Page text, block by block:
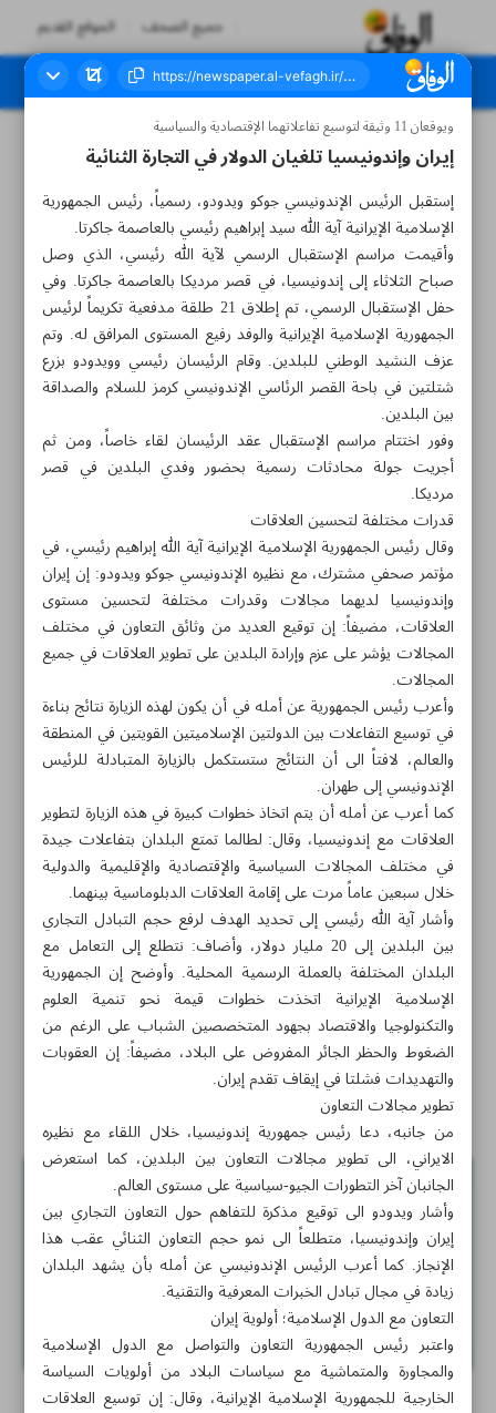
جميع الصحف الموقع القديم
العدد سبعة آلاف ومائتان وثلاثة وأربعون - ٢٤ مايو ٢٠٢٣
مواضيع هذه الصفحة
إيران وإندونيسيا تلغيان الدولار في التجارة الثنائية
وزارة الأمن تفكك شبكة تجسس على صلة بجهاز مخابرات
أجنبي
قاليباف: حقد المستعمرين سبب مقاطعة الطلبة التعبويين
أخبار قصيرة
ويوقعان 11 وثيقة لتوسيع تفاعلاتهما الإقتصادية والسياسية
إيران وإندونيسيا تلغيان الدولار في التجارة الثنائية
إستقبل الرئيس الإندونيسي جوكو ويدودو، رسمياً، رئيس الجمهورية
الإسلامية الإيرانية آية الله سيد إبراهيم رئيسي بالعاصمة جاكرتا.
وأقيمت مراسم الإستقبال الرسمي لآية الله رئيسي، الذي وصل
صباح الثلاثاء إلى إندونيسيا، في قصر مرديكا بالعاصمة جاكرتا. وفي
حفل الإستقبال الرسمي، تم إطلاق 21 طلقة مدفعية تكريماً لرئيس
الجمهورية الإسلامية الإيرانية والوفد رفيع المستوى المرافق له. وتم
عزف النشيد الوطني للبلدين. وقام الرئيسان رئيسي وويدودو بزرع
شتلتين في باحة القصر الرئاسي الإندونيسي كرمز للسلام والصداقة
بين البلدين.
وفور اختتام مراسم الإستقبال عقد الرئيسان لقاء خاصاً، ومن ثم
أجريت جولة محادثات رسمية بحضور وفدي البلدين في قصر
مرديكا.
قدرات مختلفة لتحسين العلاقات
وقال رئيس الجمهورية الإسلامية الإيرانية آية الله إبراهيم رئيسي، في
مؤتمر صحفي مشترك، مع نظیره الإندونيسي جوكو ويدودو: إن إيران
وإندونيسيا لديهما مجالات وقدرات مختلفة لتحسين مستوى
العلاقات، مضیفاً: إن توقيع العديد من وثائق التعاون في مختلف
المجالات يؤشر علی عزم وإرادة البلدين على تطوير العلاقات في جميع
المجالات.
وأعرب رئیس الجمهوریة عن أمله في أن يكون لهذه الزیارة نتائج بناءة
في توسيع التفاعلات بين الدولتین الإسلاميتين القويتين في المنطقة
والعالم، لافتاً الى أن النتائج ستستكمل بالزيارة المتبادلة للرئيس
الإندونيسي إلى طهران.
کما أعرب عن أمله أن يتم اتخاذ خطوات كبيرة في هذه الزیارة لتطوير
العلاقات مع إندونيسيا، وقال: لطالما تمتع البلدان بتفاعلات جيدة
في مختلف المجالات السياسية والإقتصادية والإقليمية والدولية
خلال سبعين عاماً مرت على إقامة العلاقات الدبلوماسية بينهما.
وأشار آية الله رئيسي إلى تحديد الهدف لرفع حجم التبادل التجاري
بين البلدين إلى 20 مليار دولار، وأضاف: نتطلع إلى التعامل مع
البلدان المختلفة بالعملة الرسمية المحلية. وأوضح إن الجمهورية
الإسلامية الإیرانیة اتخذت خطوات قيمة نحو تنمية العلوم
والتكنولوجيا والاقتصاد بجهود المتخصصين الشباب على الرغم من
الضغوط والحظر الجائر المفروض على البلاد، مضیفاً: إن العقوبات
والتهديدات فشلتا في إيقاف تقدم إيران.
تطوير مجالات التعاون
من جانبه، دعا رئيس جمهورية إندونيسيا، خلال اللقاء مع نظيره
الايراني، الى تطوير مجالات التعاون بين البلدين، كما استعرض
الجانبان آخر التطورات الجيو-سياسية على مستوى العالم.
وأشار ويدودو الى توقيع مذكرة للتفاهم حول التعاون التجاري بين
إيران وإندونيسيا، متطلعاً الى نمو حجم التعاون الثنائي عقب هذا
الإنجاز. كما أعرب الرئيس الإندونيسي عن أمله بأن يشهد البلدان
زيادة في مجال تبادل الخبرات المعرفية والتقنية.
التعاون مع الدول الإسلامية؛ أولوية إيران
واعتبر رئيس الجمهورية التعاون والتواصل مع الدول الإسلامية
والمجاورة والمتماشية مع سياسات البلاد من أولويات السياسة
الخارجية للجمهورية الإسلامية الإيرانية، وقال: إن توسيع العلاقات